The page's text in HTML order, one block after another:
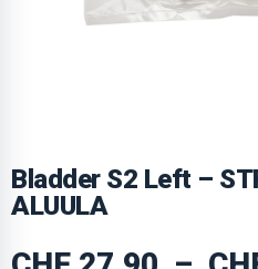
Bladder S2 Left –
ALUULA